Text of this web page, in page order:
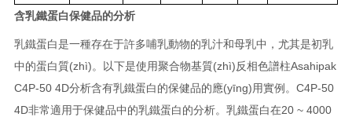
含乳鐵蛋白保健品的分析
乳鐵蛋白是一種存在于許多哺乳動物的乳汁和母乳中，尤其是初乳
中的蛋白質(zhì)。以下是使用聚合物基質(zhì)反相色譜柱Asahipak
C4P-50 4D分析含有乳鐵蛋白的保健品的應(yīng)用實例。 C4P-50
4D非常適用于保健品中的乳鐵蛋白的分析。乳鐵蛋白在20 ~ 4000